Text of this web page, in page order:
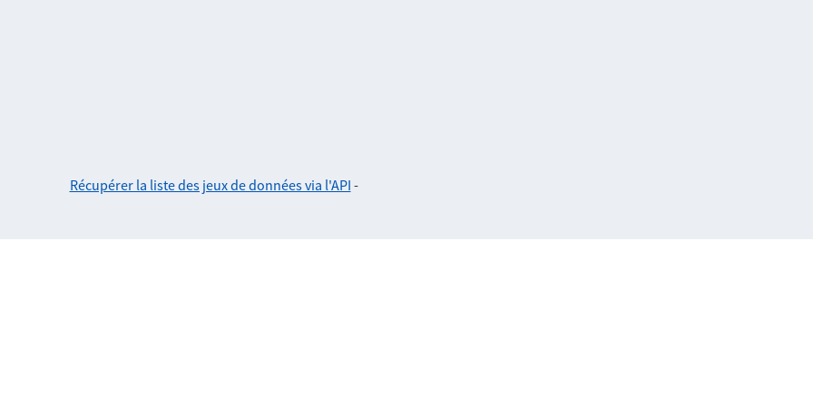
Récupérer la liste des jeux de données via l'API -